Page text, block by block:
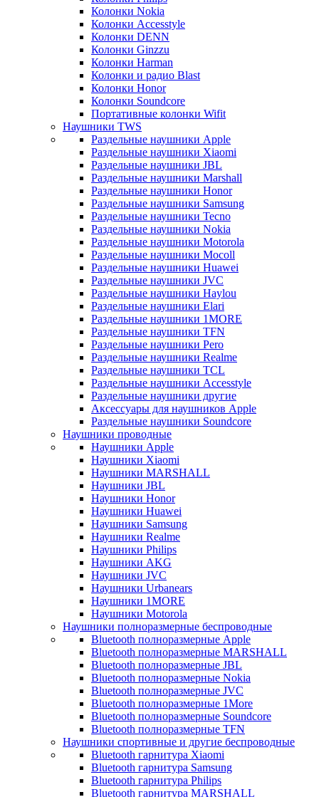
Колонки Nokia
Колонки Accesstyle
Колонки DENN
Колонки Ginzzu
Колонки Harman
Колонки и радио Blast
Колонки Honor
Колонки Soundcore
Портативные колонки Wifit
Наушники TWS
Раздельные наушники Apple
Раздельные наушники Xiaomi
Раздельные наушники JBL
Раздельные наушники Marshall
Раздельные наушники Honor
Раздельные наушники Samsung
Раздельные наушники Tecno
Раздельные наушники Nokia
Раздельные наушники Motorola
Раздельные наушники Mocoll
Раздельные наушники Huawei
Раздельные наушники JVC
Раздельные наушники Haylou
Раздельные наушники Elari
Раздельные наушники 1MORE
Раздельные наушники TFN
Раздельные наушники Pero
Раздельные наушники Realme
Раздельные наушники TCL
Раздельные наушники Accesstyle
Раздельные наушники другие
Аксессуары для наушников Apple
Раздельные наушники Soundcore
Наушники проводные
Наушники Apple
Наушники Xiaomi
Наушники MARSHALL
Наушники JBL
Наушники Honor
Наушники Huawei
Наушники Samsung
Наушники Realme
Наушники Philips
Наушники AKG
Наушники JVC
Наушники Urbanears
Наушники 1MORE
Наушники Motorola
Наушники полноразмерные беспроводные
Bluetooth полноразмерные Apple
Bluetooth полноразмерные MARSHALL
Bluetooth полноразмерные JBL
Bluetooth полноразмерные Nokia
Bluetooth полноразмерные JVC
Bluetooth полноразмерные 1More
Bluetooth полноразмерные Soundcore
Bluetooth полноразмерные TFN
Наушники спортивные и другие беспроводные
Bluetooth гарнитура Xiaomi
Bluetooth гарнитура Samsung
Bluetooth гарнитура Philips
Bluetooth гарнитура MARSHALL